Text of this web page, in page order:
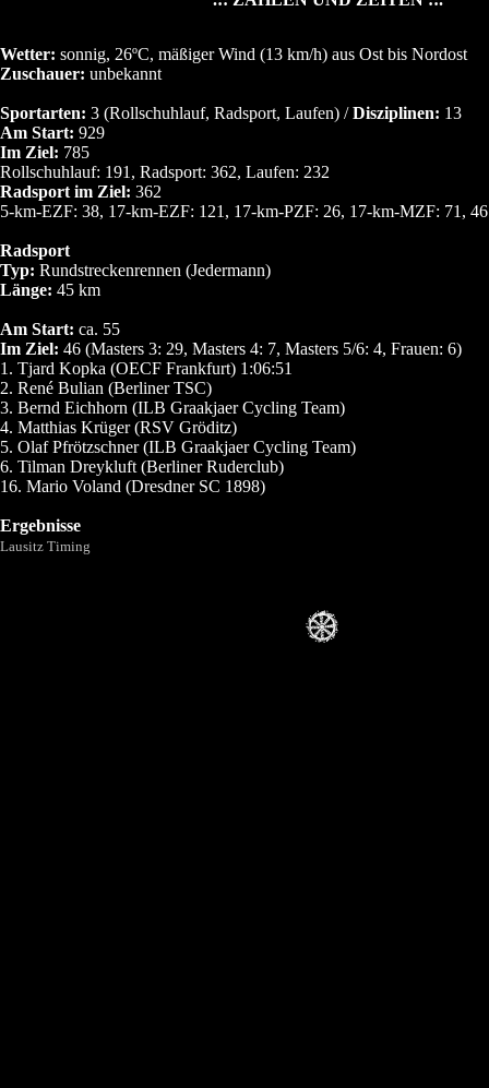
Wetter: sonnig, 26ºC, mäßiger Wind (13 km/h) aus Ost bis Nordost
Zuschauer: unbekannt
Sportarten: 3 (Rollschuhlauf, Radsport, Laufen) /Disziplinen: 13
Am Start: 929
Im Ziel: 785
Rollschuhlauf: 191, Radsport: 362, Laufen: 232
Radsport im Ziel: 362
5-km-EZF: 38, 17-km-EZF: 121, 17-km-PZF: 26, 17-km-MZF: 71,
Radsport
Typ: Rundstreckenrennen (Jedermann)
Länge: 45 km
Am Start: ca. 55
Im Ziel: 46 (Masters 3: 29, Masters 4: 7, Masters 5/6: 4, Frauen: 6)
1. Tjard Kopka (OECF Frankfurt) 1:06:51
2. René Bulian (Berliner TSC)
3. Bernd Eichhorn (ILB Graakjaer Cycling Team)
4. Matthias Krüger (RSV Gröditz)
5. Olaf Pfrötzschner (ILB Graakjaer Cycling Team)
6. Tilman Dreykluft (Berliner Ruderclub)
16. Mario Voland (Dresdner SC 1898)
Ergebnisse
Lausitz Timing